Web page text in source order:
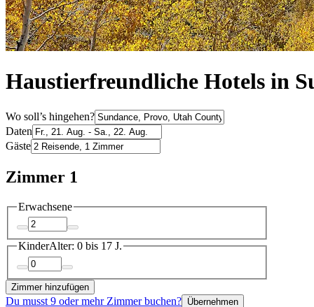
Haustierfreundliche Hotels in
Wo soll’s hingehen?
Daten
Gäste
Zimmer 1
Erwachsene
KinderAlter: 0 bis 17 J.
Zimmer hinzufügen
Du musst 9 oder mehr Zimmer buchen? Übernehmen